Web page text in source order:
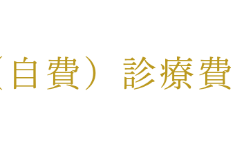
インプラント
ホワイトニング
費）診療